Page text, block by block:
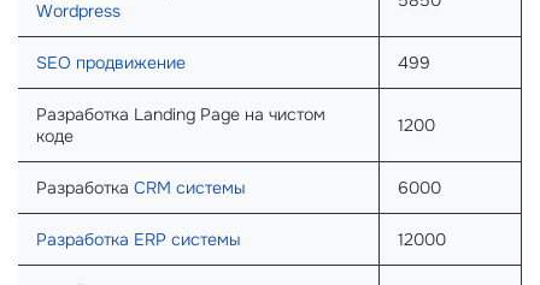
Wordpress
SEO продвижение 499
Разработка Landing Page на чистом
коде
1200
Разработка CRM системы 6000
Разработка ERP системы 12000